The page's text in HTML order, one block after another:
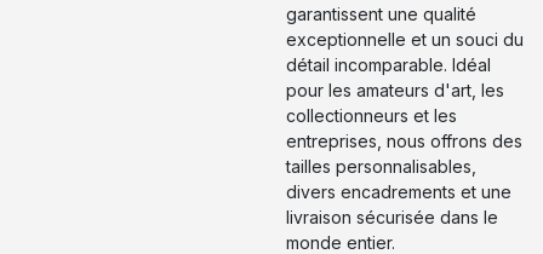
garantissent une qualité
exceptionnelle et un souci du
détail incomparable. Idéal
pour les amateurs d'art, les
collectionneurs et les
entreprises, nous offrons des
tailles personnalisables,
divers encadrements et une
livraison sécurisée dans le
monde entier.